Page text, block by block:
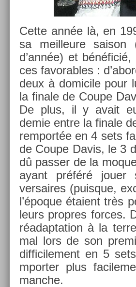
Cette année là, en
sa meil­leure
d’année) et
ces favor­ables :
deux à domicile pour
la fin­ale de Coupe
De plus, il y avait
demie entre la fin­ale
re­mportée en 4 sets
de Coupe Davis, le 3
dû pass­er de la
ayant préféré
versaires (puis­que,
l’époque étaient très
leurs pro­pres for­ces.
réadap­ta­tion à la
mal lors de son
dif­ficile­ment en 5
mport­er plus
manche.